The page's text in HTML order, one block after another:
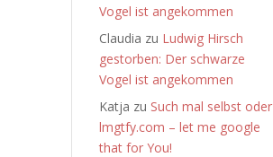
Vogel ist angekommen
Claudia zu Ludwig Hirsch
gestorben: Der schwarze
Vogel ist angekommen
Katja zu Such mal selbst oder
lmgtfy.com – let me google
that for You!